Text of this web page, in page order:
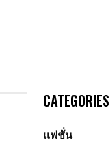
CATEGORIES
แฟชั่น